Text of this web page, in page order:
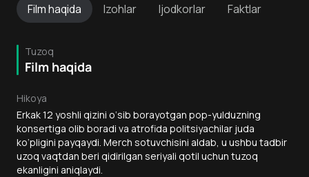
Filmhaqida Izohlar Ijodkorlar Faktlar
Tuzoq
Film haqida
Hikoya
Erkak 12 yoshli qizini o‘sib borayotgan pop-yulduzning
konsertiga olib boradi va atrofida politsiyachilar juda
ko‘pligini payqaydi. Merch sotuvchisini aldab, u ushbu tadbir
uzoq vaqtdan beri qidirilgan seriyali qotil uchun tuzoq
ekanligini aniqlaydi.